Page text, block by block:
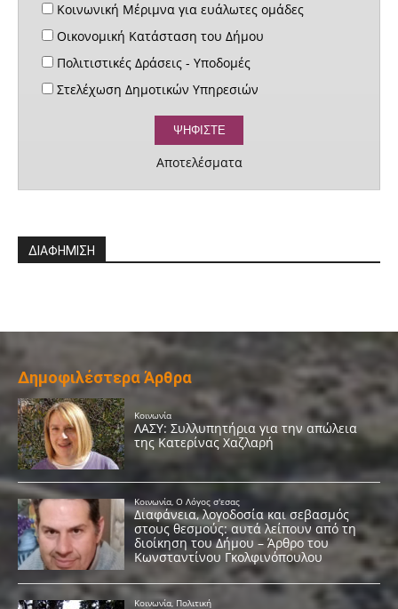
Κοινωνική Μέριμνα για ευάλωτες ομάδες
Οικονομική Κατάσταση του Δήμου
Πολιτιστικές Δράσεις - Υποδομές
Στελέχωση Δημοτικών Υπηρεσιών
Αποτελέσματα
ΔΙΑΦΗΜΙΣΗ
Δημοφιλέστερα Άρθρα